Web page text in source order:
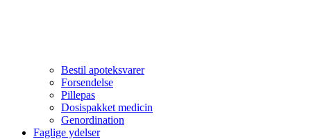
Bestil apoteksvarer
Forsendelse
Pillepas
Dosispakket medicin
Genordination
Faglige ydelser